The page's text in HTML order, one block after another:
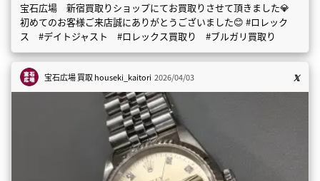
宝石広場 新宿買取りショップにてお買取りさせて頂きました💎
初めてのお客様ご来店誠にありがとうございました😊 #ロレック
ス #デイトジャスト #ロレックス買取り #ブルガリ買取り
宝石広場 買取houseki_kaitori 2026/04/03